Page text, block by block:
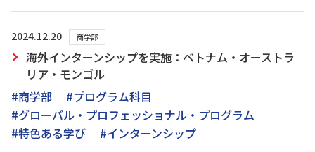
2024.12.20 商学部
海外インターンシップを実施：ベトナム・オーストラ
リア・モンゴル
#商学部
#プログラム科目
#グローバル・プロフェッショナル・プログラム
#特色ある学び
#インターンシップ